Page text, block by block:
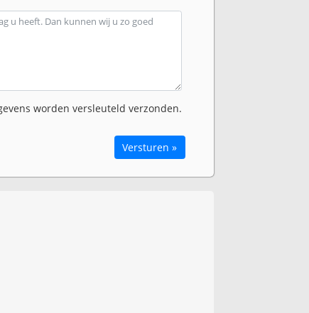
worden versleuteld verzonden.
Versturen »